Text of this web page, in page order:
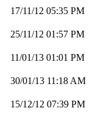
17/11/12 05:35 PM
25/11/12 01:57 PM
11/01/13 01:01 PM
30/01/13 11:18 AM
15/12/12 07:39 PM